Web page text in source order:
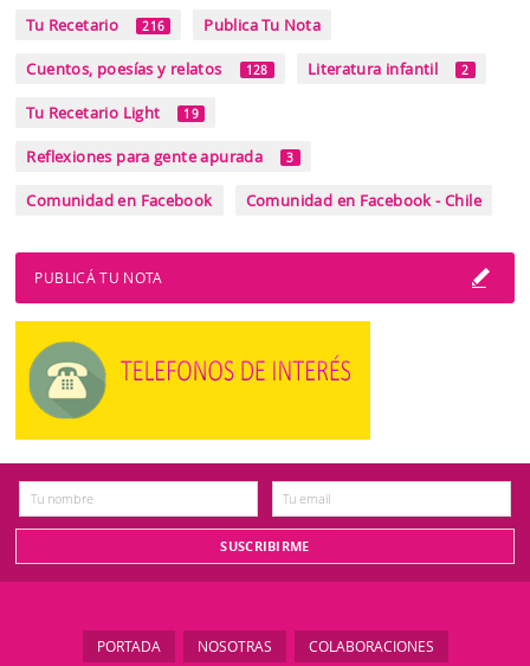
Tu Recetario 216 Publica Tu Nota
Cuentos, poesías y relatos 128 Literatura infantil 2
Tu Recetario Light 19
Reflexiones para gente apurada 3
Comunidad en Facebook Comunidad en Facebook - Chile
PUBLICÁ TU NOTA
PORTADA NOSOTRAS COLABORACIONES